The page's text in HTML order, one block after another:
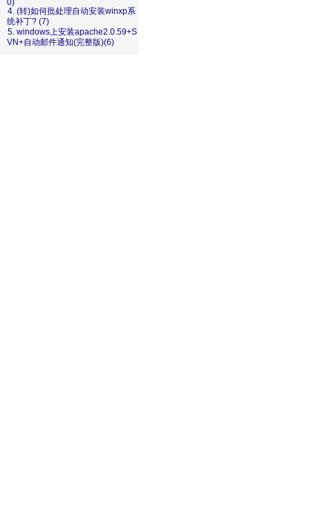
0)
4. (转)如何批处理自动安装winxp系
统补丁? (7)
5. windows上安装apache2.0.59+S
VN+自动邮件通知(完整版)(6)